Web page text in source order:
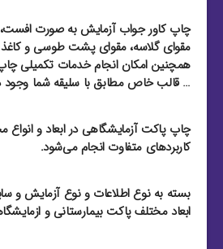
مقوای گلاسه، مقوای پشت طوسی و کاغذ
همچنین امکان انجام خدمات تکمیلی
… قالب خاص مطابق با سلیقه شما وجود
چاپ پاکت آزمایشگاهی در ابعاد و انواع
کاربردهای متفاوت انجام می‌شود.
بسته به نوع اطلاعات و نوع آزمایش و
ابعاد مختلف پاکت بیمارستانی و